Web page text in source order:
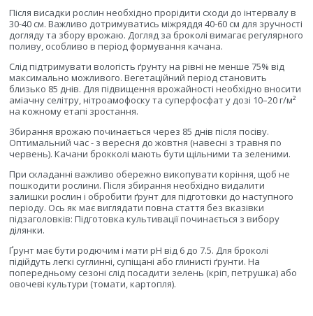
Після висадки рослин необхідно прорідити сходи до інтервалу в
30-40 см. Важливо дотримуватись міжряддя 40-60 см для зручності
догляду та збору врожаю. Догляд за броколі вимагає регулярного
поливу, особливо в період формування качана.
Слід підтримувати вологість ґрунту на рівні не менше 75% від
максимально можливого. Вегетаційний період становить
близько 85 днів. Для підвищення врожайності необхідно вносити
аміачну селітру, нітроамофоску та суперфосфат у дозі 10–20 г/м²
на кожному етапі зростання.
Збирання врожаю починається через 85 днів після посіву.
Оптимальний час - з вересня до жовтня (навесні з травня по
червень). Качани брокколі мають бути щільними та зеленими.
При складанні важливо обережно викопувати коріння, щоб не
пошкодити рослини. Після збирання необхідно видалити
залишки рослин і обробити ґрунт для підготовки до наступного
періоду. Ось як має виглядати повна стаття без вказівки
підзаголовків: Підготовка культивації починається з вибору
ділянки.
Ґрунт має бути родючим і мати pH від 6 до 7.5. Для броколі
підійдуть легкі суглинні, супіщані або глинисті ґрунти. На
попередньому сезоні слід посадити зелень (кріп, петрушка) або
овочеві культури (томати, картопля).